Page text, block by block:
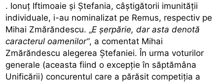
. Ionuț Iftimoaie și Ștefania, câștigătorii imunității
individuale, i-au nominalizat pe Remus, respectiv pe
Mihai Zmărăndescu. „E șerpărie, dar asta denotă
caracterul oamenilor“, a comentat Mihai
Zmărăndescu alegerea Ștefaniei. În urma voturilor
generale (aceasta fiind o excepție în săptămâna
Unificării) concurentul care a părăsit competiția a